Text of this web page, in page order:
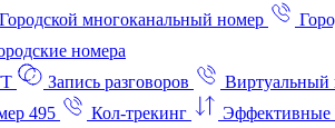
Городской многоканальный номер
номера
Запись разговоров Виртуальный
495 Кол-трекинг Эффективные